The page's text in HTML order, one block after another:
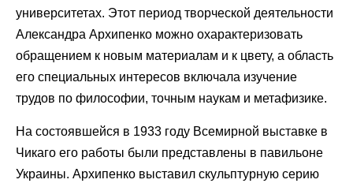
университетах. Этот период творческой деятельности
Александра Архипенко можно охарактеризовать
обращением к новым материалам и к цвету, а область
его специальных интересов включала изучение
трудов по философии, точным наукам и метафизике.
На состоявшейся в 1933 году Всемирной выставке в
Чикаго его работы были представлены в павильоне
Украины. Архипенко выставил скульптурную серию